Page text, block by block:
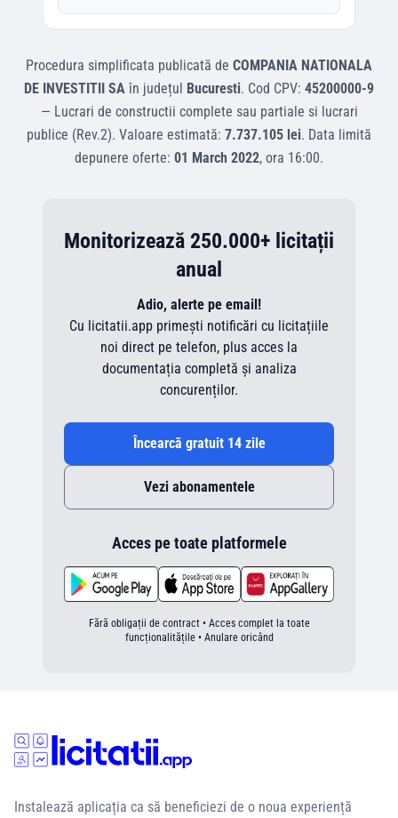
Procedura simplificata publicată de COMPANIA NATIONALA
DE INVESTITII SA în județul Bucuresti. Cod CPV: 45200000-9
— Lucrari de constructii complete sau partiale si lucrari
publice (Rev.2). Valoare estimată: 7.737.105 lei. Data limită
depunere oferte: 01 March 2022, ora 16:00.
Monitorizează 250.000+ licitații
anual
Adio, alerte pe email!
Cu licitatii.app primești notificări cu licitațiile
noi direct pe telefon, plus acces la
documentația completă și analiza
concurenților.
Încearcă gratuit 14 zile
Vezi abonamentele
Acces pe toate platformele
Fără obligații de contract • Acces complet la toate
funcționalitățile • Anulare oricând
Instalează aplicația ca să beneficiezi de o noua experiență